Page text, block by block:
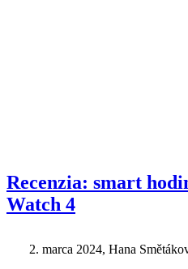
Recenzia: smart
Watch 4
2. marca 2024, Hana